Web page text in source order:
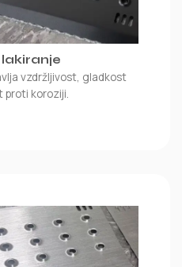
vzdržljivost, gladkost
proti koroziji.